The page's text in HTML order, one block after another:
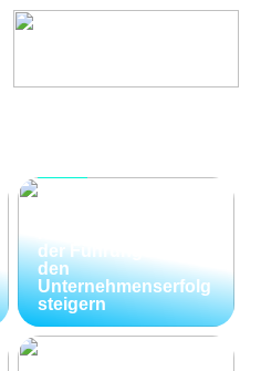
der Führungskräfte
den
Unternehmenserfolg
steigern